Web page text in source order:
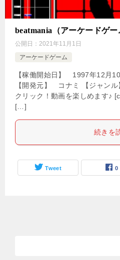
beatmania（アーケードゲ
公開日： 2021年11月1日
アーケードゲーム
【稼働開始日】 1997年12月
【開発元】 コナミ 【ジャン
クリック！動画を楽しめます♪
[…]
続きを
Tweet 0